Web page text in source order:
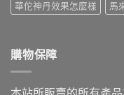
南〉
中
口
華佗神丹效果怎麼樣
馬
購物保障